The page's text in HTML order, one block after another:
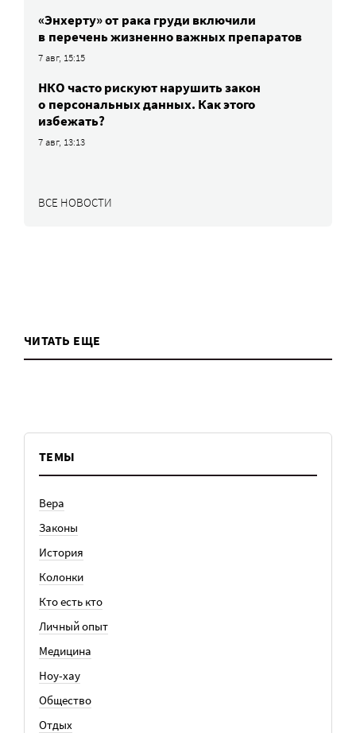
«Энхерту» от рака груди включили
в перечень жизненно важных препаратов
7 авг, 15:15
НКО часто рискуют нарушить закон
о персональных данных. Как этого
избежать?
7 авг, 13:13
ВСЕ НОВОСТИ
ЧИТАТЬ ЕЩЕ
ТЕМЫ
Вера
Законы
История
Колонки
Кто есть кто
Личный опыт
Медицина
Ноу-хау
Общество
Отдых